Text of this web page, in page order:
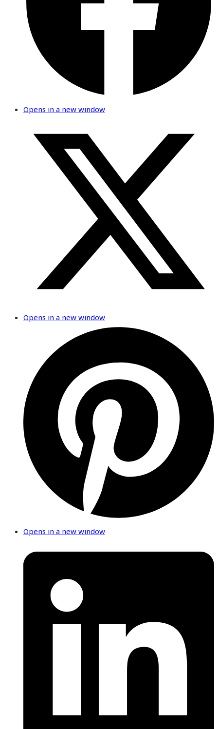
Opens in a new window
Opens in a new window
Opens in a new window